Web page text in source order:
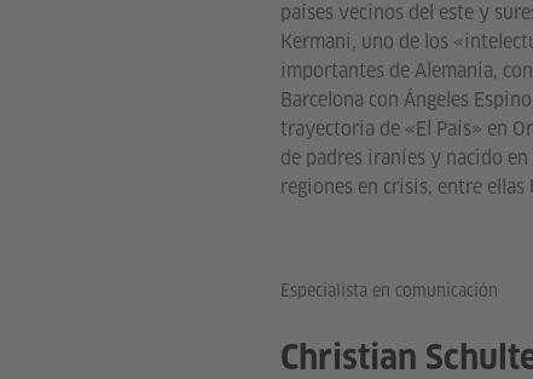
países vecinos del este y
Kermani, uno de los
importantes de Alemania,
Barcelona con Ángeles
trayectoria de «El País» en
de padres iraníes y nacido
regiones en crisis, entre ellas
Especialista en comunicación
Christian